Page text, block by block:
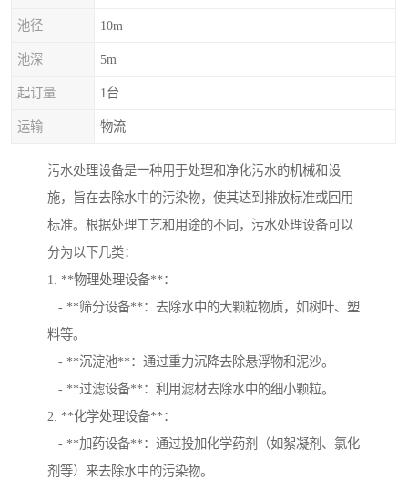
池径 10m
池深 5m
起订量 1台
运输 物流
污水处理设备是一种用于处理和净化污水的机械和设
施，旨在去除水中的污染物，使其达到排放标准或回用
标准。根据处理工艺和用途的不同，污水处理设备可以
分为以下几类：
1. **物理处理设备**：
- **筛分设备**：去除水中的大颗粒物质，如树叶、塑
料等。
- **沉淀池**：通过重力沉降去除悬浮物和泥沙。
- **过滤设备**：利用滤材去除水中的细小颗粒。
2. **化学处理设备**：
- **加药设备**：通过投加化学药剂（如絮凝剂、氯化
剂等）来去除水中的污染物。